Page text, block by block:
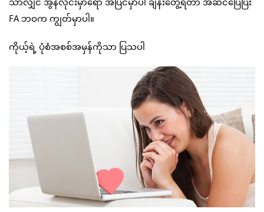
FA ဘဝက ကျွတ်မှာပါ။
ကိုယ့်ရဲ့ ပုံစံအစစ်အမှန်ကိုသာ ပြသပါ